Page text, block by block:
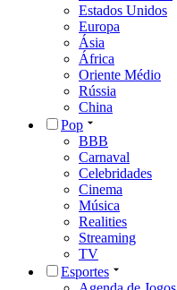
Estados Unidos
Europa
Ásia
África
Oriente Médio
Rússia
China
Pop
BBB
Carnaval
Celebridades
Cinema
Música
Realities
Streaming
TV
Esportes